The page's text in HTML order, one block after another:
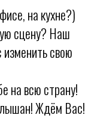
на кухне?)
сцену? Наш
свою
на всю страну!
Ждём Вас!